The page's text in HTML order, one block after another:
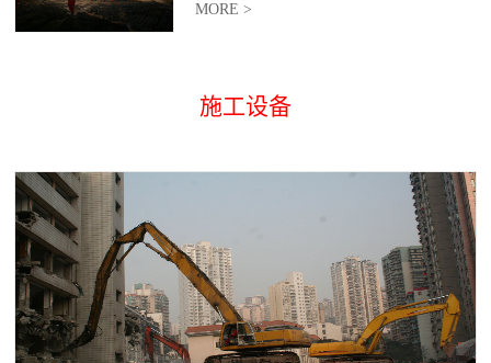
MORE >
施工设备